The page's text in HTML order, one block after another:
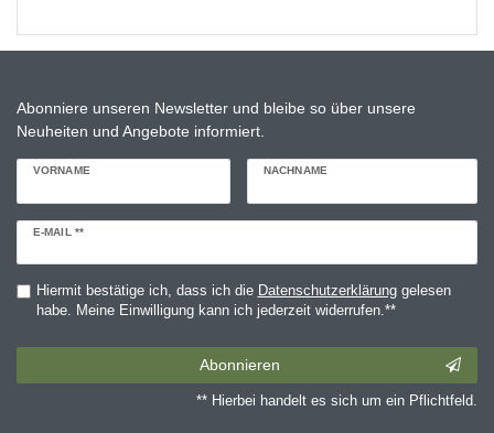
Abonniere unseren Newsletter und bleibe so über unsere
Neuheiten und Angebote informiert.
VORNAME NACHNAME
E-MAIL **
Newsletter
Hiermit bestätige ich, dass ich die Daten­schutz­erklärunggelesen
habe. Meine Einwilligung kann ich jederzeit widerrufen.**
Abonnieren
** Hierbei handelt es sich um ein Pflichtfeld.